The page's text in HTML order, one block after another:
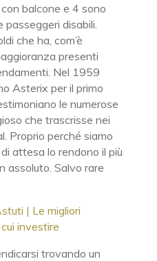
balcone e 4 sono
disabili.
che ha, com’è
presenti
Nel 1959
Asterix per il primo
le numerose
che trascrisse nei
Proprio perché siamo
attesa lo rendono il più
assoluto. Salvo rare
| Le migliori
investire
trovando un